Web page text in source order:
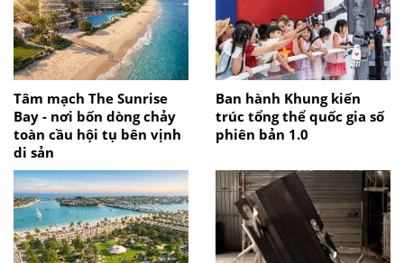
Tâm mạch The Sunrise
Bay - nơi bốn dòng chảy
toàn cầu hội tụ bên vịnh
di sản
Ban hành Khung kiến
trúc tổng thể quốc gia số
phiên bản 1.0